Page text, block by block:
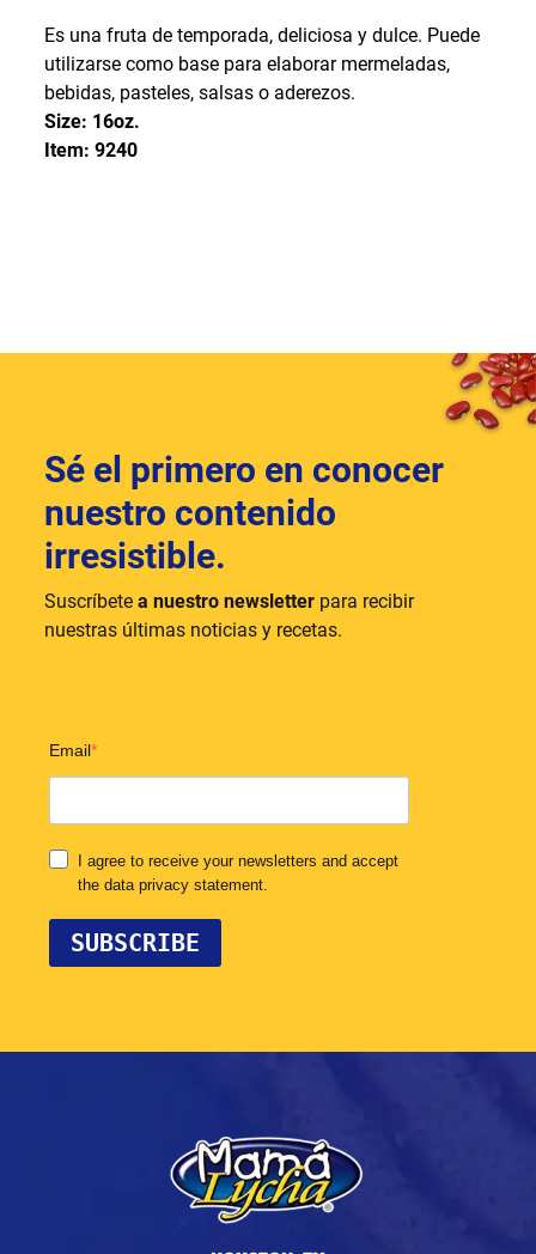
Es una fruta de temporada, deliciosa y dulce. Puede
utilizarse como base para elaborar mermeladas,
bebidas, pasteles, salsas o aderezos.
Size: 16oz.
Item: 9240
Sé el primero en conocer
nuestro contenido
irresistible.
Suscríbetea nuestro newsletter para recibir
nuestras últimas noticias y recetas.